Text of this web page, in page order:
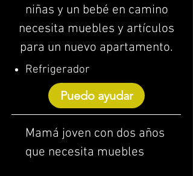
Refrigerador
niñas y un bebé en camino
necesita muebles y artículos
para un nuevo apartamento.
Puedo ayudar
Mamá joven con dos años
que necesita muebles